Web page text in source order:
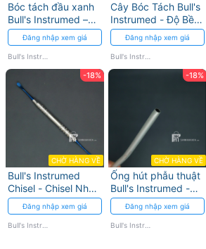
Bóc tách đầu xanh
Bull's Instrumed –
Độ chính xác cao
Đăng nhập xem giá
Cây Bóc Tách Bull's
Instrumed - Độ Bền
Cao, Chính Xác
Đăng nhập xem giá
Bull's Instrumed
-18%
CHỜ HÀNG VỀ
Bull's Instrumed
Chisel - Chisel Nha
Khoa Thép Không
Gỉ
Đăng nhập xem giá
-18%
CHỜ HÀNG VỀ
Ống hút phẫu thuật
Bull's Instrumed -
thép không gỉ
Đăng nhập xem giá
Bull's Instrumed